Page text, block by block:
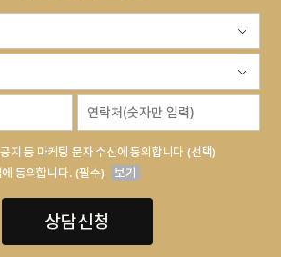
지 등 마케팅 문자 수신에 동의합니다 (선택)
동의합니다. (필수)
보기
상담신청